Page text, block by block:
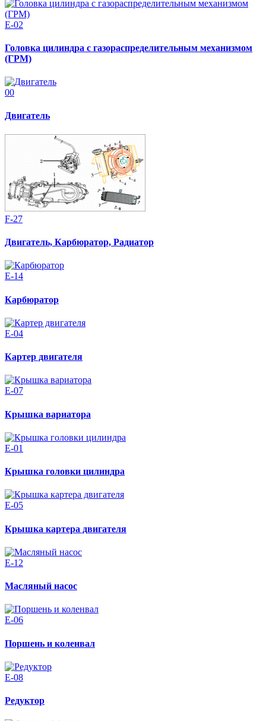
E-02
Головка цилиндра с газораспределительным механизмом
(ГРМ)
00
Двигатель
F-27
Двигатель, Карбюратор, Радиатор
E-14
Карбюратор
E-04
Картер двигателя
E-07
Крышка вариатора
E-01
Крышка головки цилиндра
E-05
Крышка картера двигателя
E-12
Масляный насос
E-06
Поршень и коленвал
E-08
Редуктор